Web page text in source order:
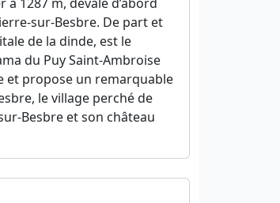
sur-Besbre. De part et
de la dinde, est le
du Puy Saint-Ambroise
et propose un remarquable
le village perché de
Besbre et son château